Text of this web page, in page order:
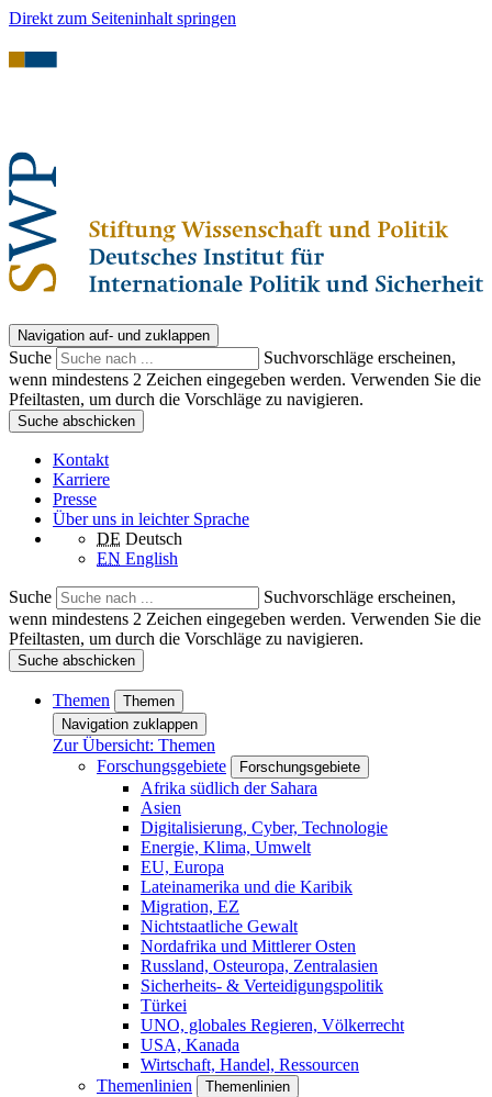
Direkt zum Seiteninhalt springen
Navigation auf- und zuklappen
Suche
Suchvorschläge erscheinen,
wenn mindestens 2 Zeichen eingegeben werden. Verwenden Sie die
Pfeiltasten, um durch die Vorschläge zu navigieren.
Suche abschicken
Kontakt
Karriere
Presse
Über uns in leichter Sprache
DE Deutsch
EN English
Suche
Suchvorschläge erscheinen,
wenn mindestens 2 Zeichen eingegeben werden. Verwenden Sie die
Pfeiltasten, um durch die Vorschläge zu navigieren.
Suche abschicken
Themen
Themen
Navigation zuklappen
Zur Übersicht: Themen
Forschungsgebiete
Forschungsgebiete
Afrika südlich der Sahara
Asien
Digitalisierung, Cyber, Technologie
Energie, Klima, Umwelt
EU, Europa
Lateinamerika und die Karibik
Migration, EZ
Nichtstaatliche Gewalt
Nordafrika und Mittlerer Osten
Russland, Osteuropa, Zentralasien
Sicherheits- & Verteidigungspolitik
Türkei
UNO, globales Regieren, Völkerrecht
USA, Kanada
Wirtschaft, Handel, Ressourcen
Themenlinien
Themenlinien